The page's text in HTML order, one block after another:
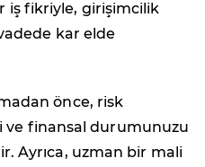
iş fikriyle, girişimcilik
kar elde
önce, risk
ve finansal durumunuzu
Ayrıca, uzman bir mali